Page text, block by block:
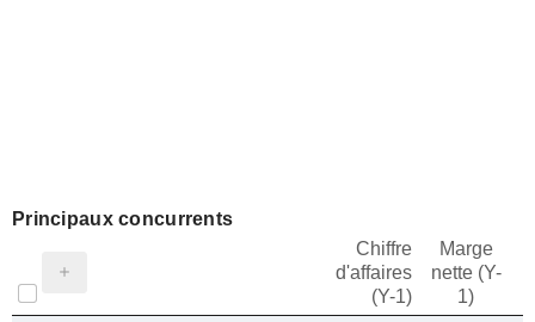
Principaux concurrents
Chiffre
d'affaires
(Y-1)
Marge
nette (Y-
1)